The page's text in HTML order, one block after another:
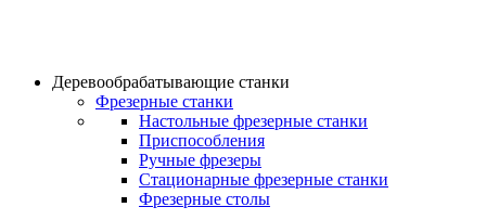
Деревообрабатывающие станки
Фрезерные станки
Настольные фрезерные станки
Приспособления
Ручные фрезеры
Стационарные фрезерные станки
Фрезерные столы